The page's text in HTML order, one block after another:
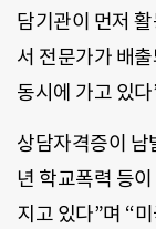
담기관이 먼저
서 전문가가 배
동시에 가고 있
상담자격증이 남
년 학교폭력 등
지고 있다”며 “